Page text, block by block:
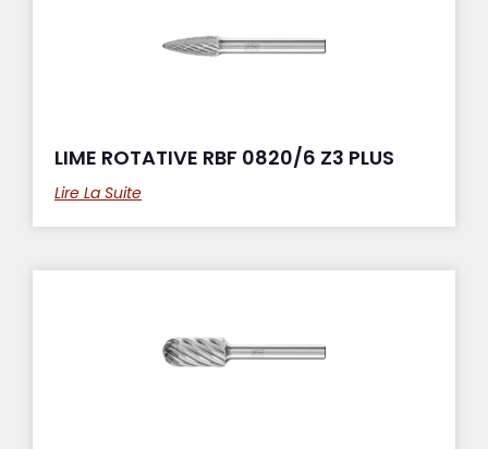
LIME ROTATIVE RBF 0820/6 Z3 PLUS
Lire La Suite